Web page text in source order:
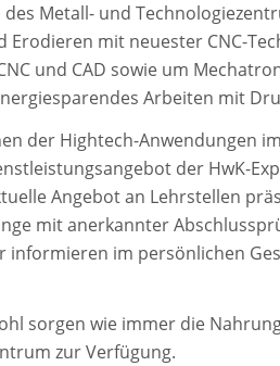
Metall- und
Erodieren mit neuester CNC-
und CAD sowie um
Arbeiten mit
der Hightech-Anwendungen
der HwK-
Angebot an Lehrstellen
mit anerkannter
informieren im persönlichen
sorgen wie immer die
zur Verfügung.